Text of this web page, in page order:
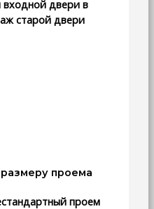
входной двери в
старой двери
проема
проем